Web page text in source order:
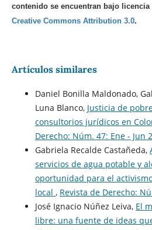
contenido se encuentran bajo licencia
Creative Commons Attribution 3.0.
Artículos similares
Daniel Bonilla Maldonado,
Luna Blanco, Justicia de
consultorios jurídicos en
Derecho: Núm. 47: Ene - Jun
Gabriela Recalde Castañeda,
servicios de agua potable y
oportunidad para el
local , Revista de Derecho:
José Ignacio Núñez Leiva, El
libre: una fuente de ideas